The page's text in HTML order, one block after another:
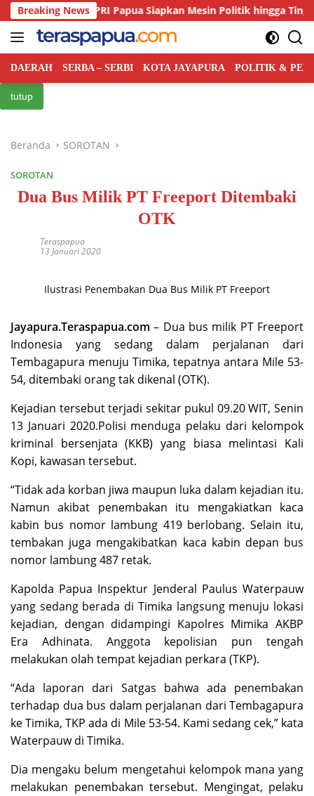
Langsung
ke
konten
Breaking News
Kian Ketat, PRI Papua Siapkan Mesin Politik hingga Tingkat
DAERAH SERBA – SERBI KOTA JAYAPURA POLITIK &
tutup
Beranda SOROTAN
SOROTAN
Dua Bus Milik PT Freeport Ditembaki
OTK
Teraspapua
13 Januari 2020
Ilustrasi Penembakan Dua Bus Milik PT Freeport
Jayapura.Teraspapua.com – Dua bus milik PT Freeport
Indonesia yang sedang dalam perjalanan dari
Tembagapura menuju Timika, tepatnya antara Mile 53-
54, ditembaki orang tak dikenal (OTK).
Kejadian tersebut terjadi sekitar pukul 09.20 WIT, Senin
13 Januari 2020.Polisi menduga pelaku dari kelompok
kriminal bersenjata (KKB) yang biasa melintasi Kali
Kopi, kawasan tersebut.
“Tidak ada korban jiwa maupun luka dalam kejadian itu.
Namun akibat penembakan itu mengakiatkan kaca
kabin bus nomor lambung 419 berlobang. Selain itu,
tembakan juga mengakibatkan kaca kabin depan bus
nomor lambung 487 retak.
Kapolda Papua Inspektur Jenderal Paulus Waterpauw
yang sedang berada di Timika langsung menuju lokasi
kejadian, dengan didampingi Kapolres Mimika AKBP
Era Adhinata. Anggota kepolisian pun tengah
melakukan olah tempat kejadian perkara (TKP).
“Ada laporan dari Satgas bahwa ada penembakan
terhadap dua bus dalam perjalanan dari Tembagapura
ke Timika, TKP ada di Mile 53-54. Kami sedang cek,” kata
Waterpauw di Timika.
Dia mengaku belum mengetahui kelompok mana yang
melakukan penembakan tersebut. Mengingat, pelaku